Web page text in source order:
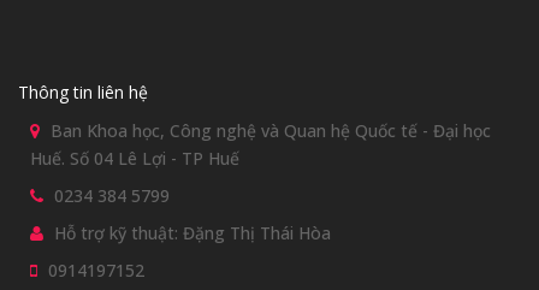
Thông tin liên hệ
Ban Khoa học, Công nghệ và Quan hệ Quốc tế - Đại học
Huế. Số 04 Lê Lợi - TP Huế
0234 384 5799
Hỗ trợ kỹ thuật: Đặng Thị Thái Hòa
0914197152